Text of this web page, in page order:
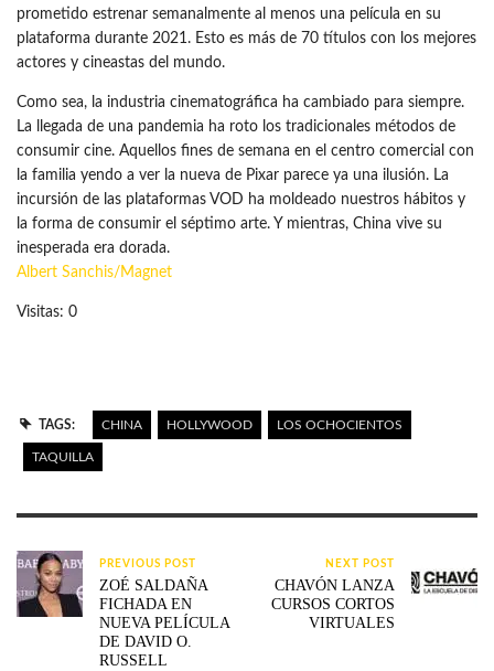
prometido estrenar semanalmente al menos una película en su
plataforma durante 2021. Esto es más de 70 títulos con los mejores
actores y cineastas del mundo.
Como sea, la industria cinematográfica ha cambiado para siempre.
La llegada de una pandemia ha roto los tradicionales métodos de
consumir cine. Aquellos fines de semana en el centro comercial con
la familia yendo a ver la nueva de Pixar parece ya una ilusión. La
incursión de las plataformas VOD ha moldeado nuestros hábitos y
la forma de consumir el séptimo arte. Y mientras, China vive su
inesperada era dorada.
Albert Sanchis/Magnet
Visitas: 0
TAGS: CHINA HOLLYWOOD LOS OCHOCIENTOS
TAQUILLA
PREVIOUS POST
ZOÉ SALDAÑA
FICHADA EN
NUEVA PELÍCULA
DE DAVID O.
RUSSELL
NEXT POST
CHAVÓN LANZA
CURSOS CORTOS
VIRTUALES